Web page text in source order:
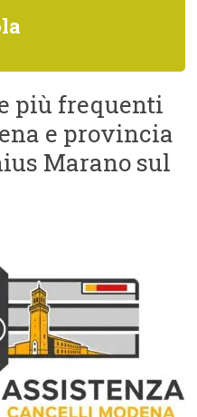
più frequenti
e provincia
Marano sul